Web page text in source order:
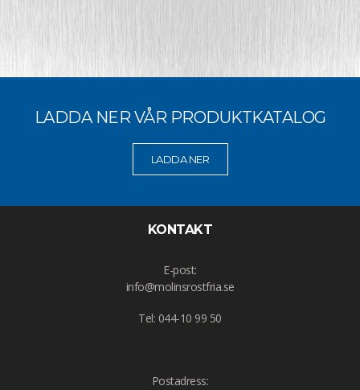
LADDA NER VÅR PRODUKTKATALOG
LADDA NER
KONTAKT
E-post:
info@molinsrostfria.se
Tel: 044-10 99 50
Postadress: